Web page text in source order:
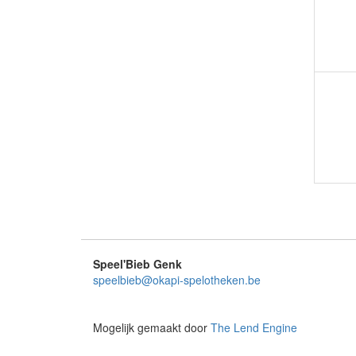
Speel'Bieb Genk
speelbieb@okapi-spelotheken.be
Mogelijk gemaakt door The Lend Engine